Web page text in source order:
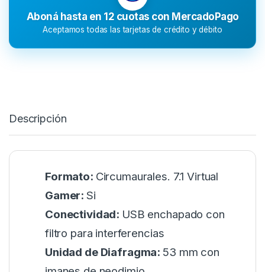
Aboná hasta en 12 cuotas con MercadoPago
Aceptamos todas las tarjetas de crédito y débito
Descripción
Formato: Circumaurales. 7.1 Virtual
Gamer:Si
Conectividad: USB enchapado con
filtro para interferencias
Unidad de Diafragma: 53 mm con